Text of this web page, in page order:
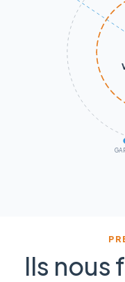
Ils nous